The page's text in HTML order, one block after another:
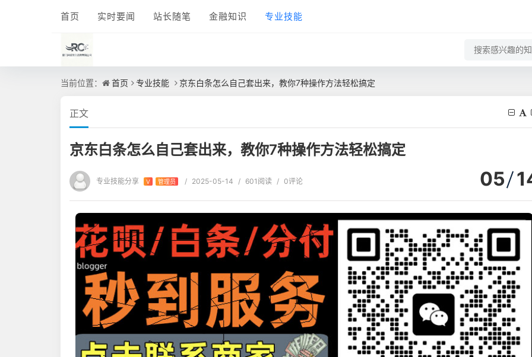
首页 实时要闻 站长随笔 金融知识 专业技能
当前位置： 首页 专业技能 京东白条怎么自己套出来，教你7种操作方法轻松搞定
正文
京东白条怎么自己套出来，教你7种操作方法轻松搞定
专业技能分享 V 管理员 / 2025-05-14 / 601阅读 / 0评论 05